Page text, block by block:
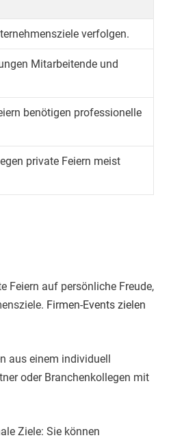
verfolgen.
Mitarbeitende und
benötigen professionelle
private Feiern meist
Feiern auf persönliche Freude,
Firmen-Events zielen
aus einem individuell
oder Branchenkollegen mit
Ziele: Sie können